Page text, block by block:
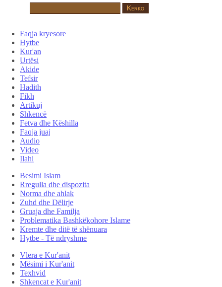
Faqja kryesore
Hytbe
Kur'an
Urtësi
Akide
Tefsir
Hadith
Fikh
Artikuj
Shkencë
Fetva dhe Këshilla
Faqja juaj
Audio
Video
Ilahi
Besimi Islam
Rregulla dhe dispozita
Norma dhe ahlak
Zuhd dhe Dëlirje
Gruaja dhe Familja
Problematika Bashkëkohore Islame
Kremte dhe ditë të shënuara
Hytbe - Të ndryshme
Vlera e Kur'anit
Mësimi i Kur'anit
Texhvid
Shkencat e Kur'anit